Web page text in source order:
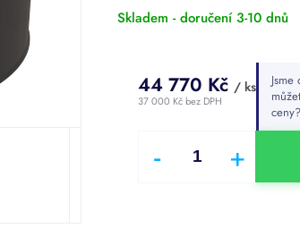
Skladem - doručení 3-10 dnů
44 770 Kč / ks
37 000 Kčbez DPH
ceny?